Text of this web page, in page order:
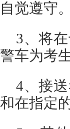
自觉遵守。
3、将
警车为考
4、接
和在指定